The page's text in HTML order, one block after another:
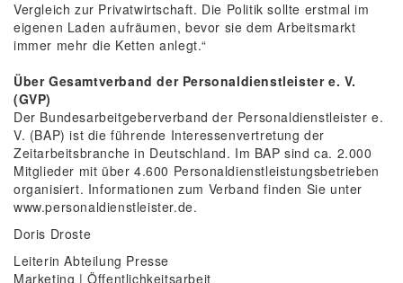
Vergleich zur Privatwirtschaft. Die Politik sollte erstmal im
eigenen Laden aufräumen, bevor sie dem Arbeitsmarkt
immer mehr die Ketten anlegt.“
Über Gesamtverband der Personaldienstleister e. V.
(GVP)
Der Bundesarbeitgeberverband der Personaldienstleister e.
V. (BAP) ist die führende Interessenvertretung der
Zeitarbeitsbranche in Deutschland. Im BAP sind ca. 2.000
Mitglieder mit über 4.600 Personaldienstleistungsbetrieben
organisiert. Informationen zum Verband finden Sie unter
www.personaldienstleister.de.
Doris Droste
Leiterin Abteilung Presse
Marketing | Öffentlichkeitsarbeit